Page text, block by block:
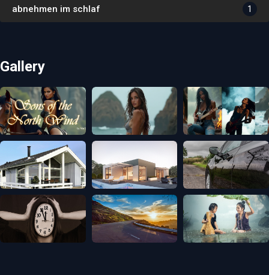
abnehmen im schlaf 1
Gallery